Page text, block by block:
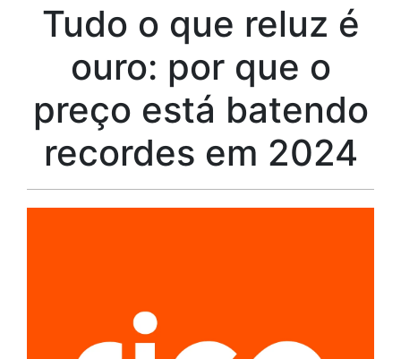
Tudo o que reluz é
ouro: por que o
preço está batendo
recordes em 2024